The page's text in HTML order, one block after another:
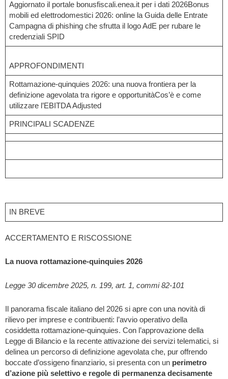
Aggiornato il portale bonusfiscali.enea.it per i dati 2026Bonus
mobili ed elettrodomestici 2026: online la Guida delle Entrate
Campagna di phishing che sfrutta il logo AdE per rubare le
credenziali SPID
APPROFONDIMENTI
Rottamazione-quinquies 2026: una nuova frontiera per la
definizione agevolata tra rigore e opportunitàCos’è e come
utilizzare l’EBITDA Adjusted
PRINCIPALI SCADENZE
IN BREVE
ACCERTAMENTO E RISCOSSIONE
La nuova rottamazione-quinquies 2026
Legge 30 dicembre 2025, n. 199, art. 1, commi 82-101
Il panorama fiscale italiano del 2026 si apre con una novità di
rilievo per imprese e contribuenti: l’avvio operativo della
cosiddetta rottamazione-quinquies. Con l’approvazione della
Legge di Bilancio e la recente attivazione dei servizi telematici, si
delinea un percorso di definizione agevolata che, pur offrendo
boccate d’ossigeno finanziario, si presenta con un perimetro
d’azione più selettivo e regole di permanenza decisamente